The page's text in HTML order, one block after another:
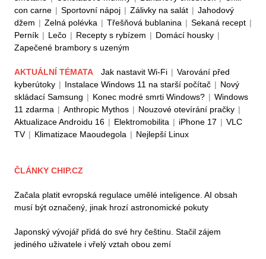
con carne | Sportovní nápoj | Zálivky na salát | Jahodový
džem | Zelná polévka | Třešňová bublanina | Sekaná recept |
Perník | Lečo | Recepty s rybízem | Domácí housky |
Zapečené brambory s uzeným
AKTUÁLNÍ TÉMATA Jak nastavit Wi-Fi | Varování před
kyberútoky | Instalace Windows 11 na starší počítač | Nový
skládací Samsung | Konec modré smrti Windows? | Windows
11 zdarma | Anthropic Mythos | Nouzové otevírání pračky |
Aktualizace Androidu 16 | Elektromobilita | iPhone 17 | VLC
TV | Klimatizace Maoudegola | Nejlepší Linux
ČLÁNKY CHIP.CZ
Začala platit evropská regulace umělé inteligence. AI obsah
musí být označený, jinak hrozí astronomické pokuty
Japonský vývojář přidá do své hry češtinu. Stačil zájem
jediného uživatele i vřelý vztah obou zemí